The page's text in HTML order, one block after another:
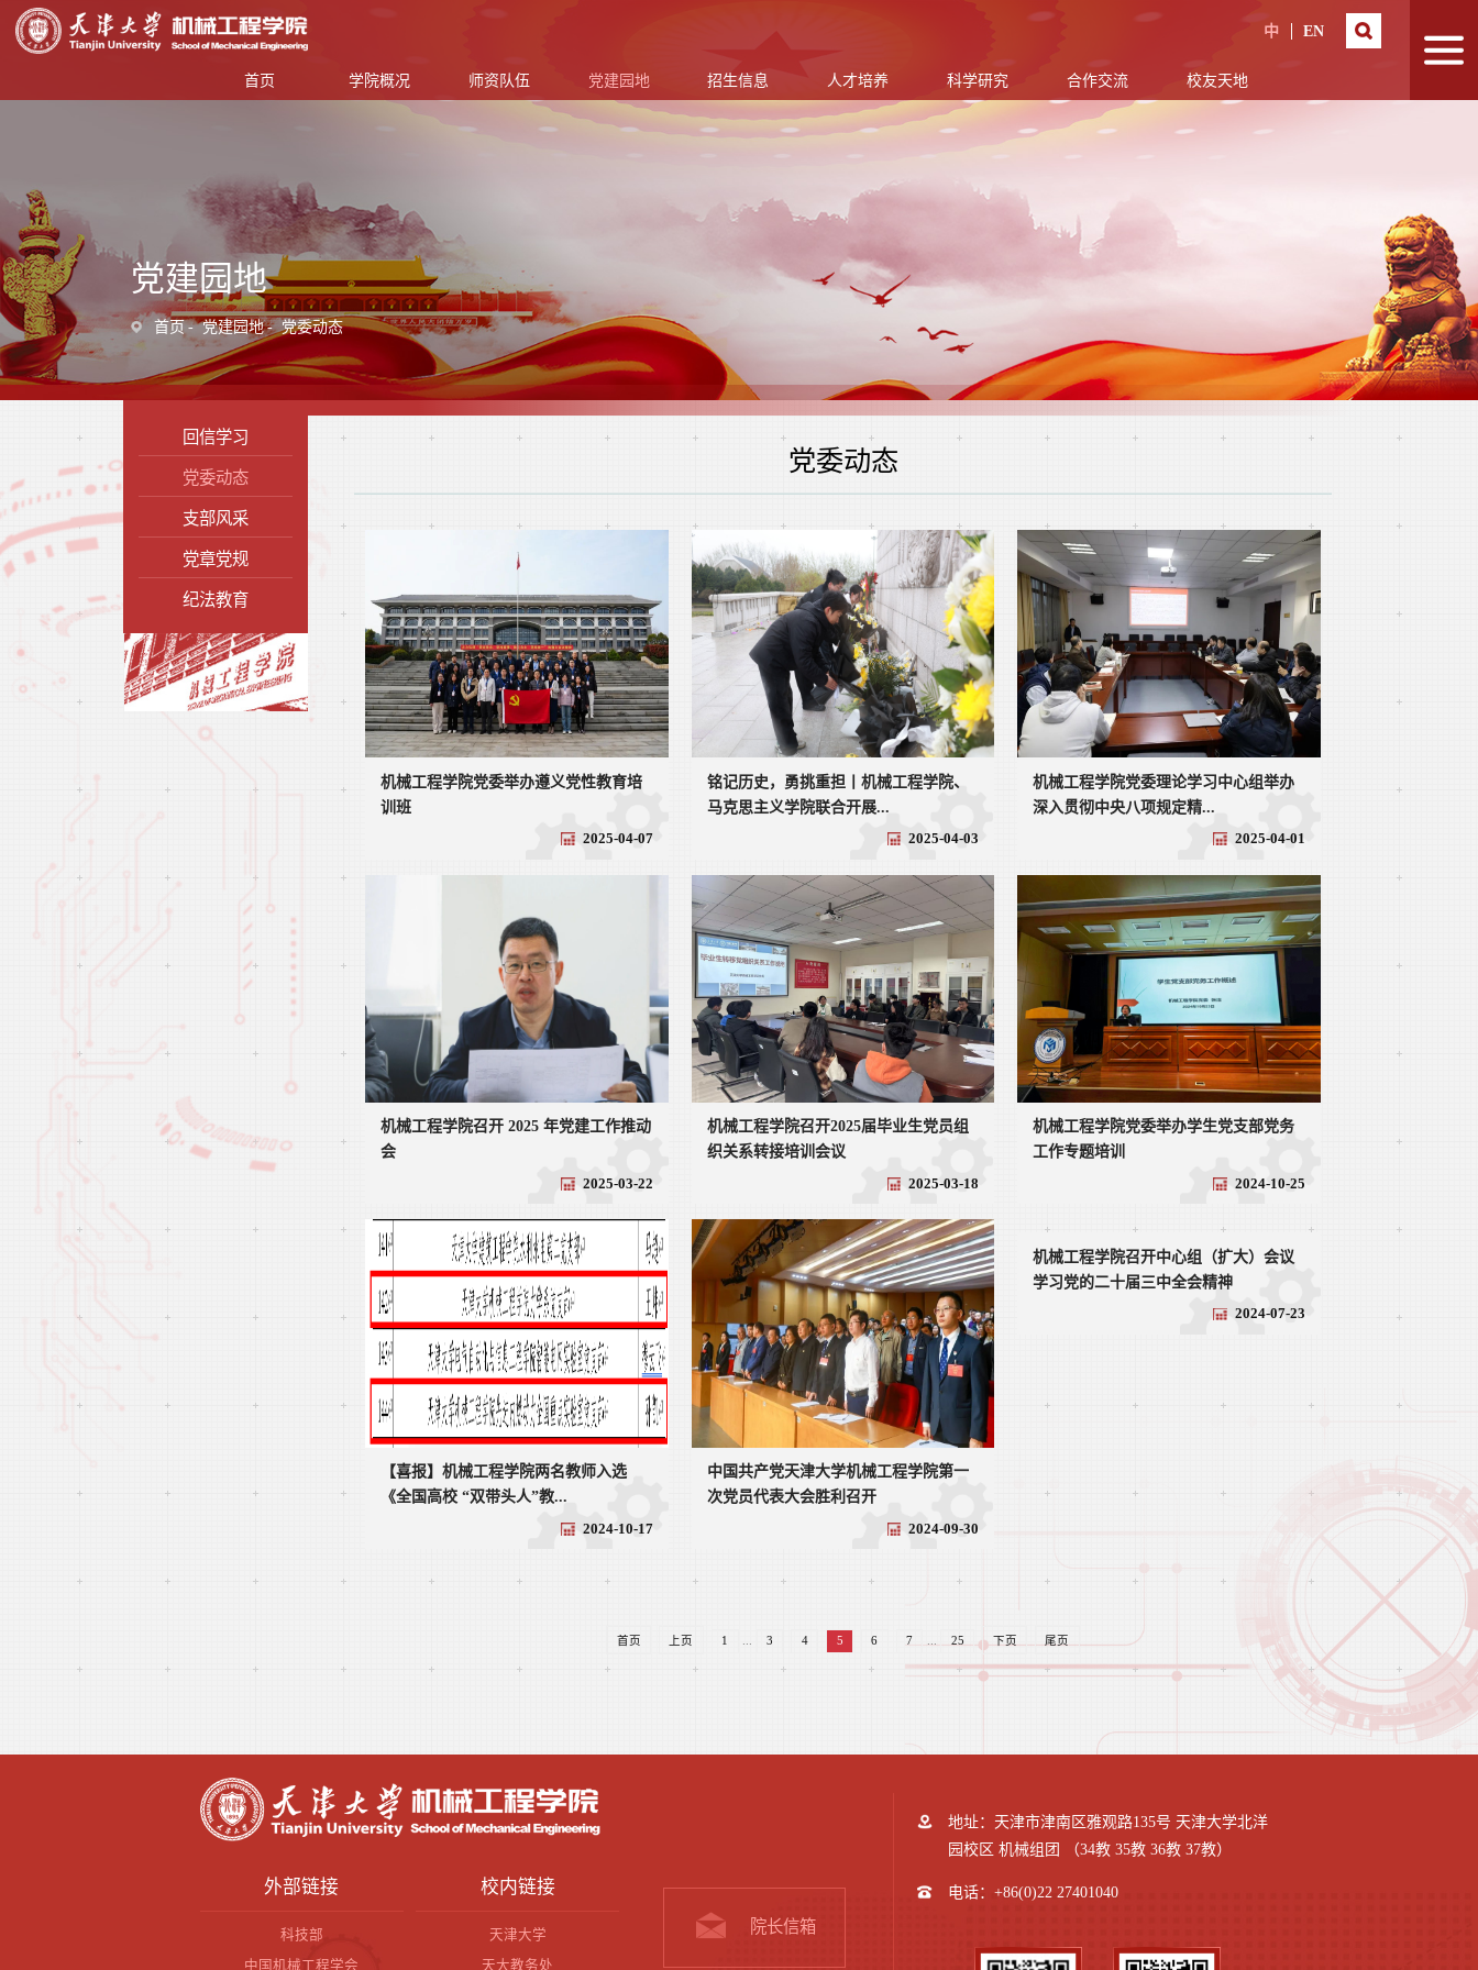
中 EN
首页 学院概况 师资队伍 党建园地 招生信息 人才培养 科学研究 合作交流 校友天地
党建园地
首页 党建园地 党委动态
党委动态
机械工程学院党委举办遵义党性教育培
训班
2025-04-07
铭记历史，勇挑重担丨机械工程学院、
马克思主义学院联合开展...
2025-04-03
机械工程学院党委理论学习中心组举办
深入贯彻中央八项规定精...
2025-04-01
机械工程学院召开 2025 年党建工作推动
会
2025-03-22
机械工程学院召开2025届毕业生党员组
织关系转接培训会议
2025-03-18
机械工程学院党委举办学生党支部党务
工作专题培训
2024-10-25
【喜报】机械工程学院两名教师入选
《全国高校 “双带头人”教...
2024-10-17
中国共产党天津大学机械工程学院第一
次党员代表大会胜利召开
2024-09-30
机械工程学院召开中心组（扩大）会议
学习党的二十届三中全会精神
2024-07-23
首页 上页 1 ... 3 4 5 6 7 ... 25 下页 尾页
回信学习
党委动态
支部风采
党章党规
纪法教育
外部链接
科技部
中国机械工程学会
校内链接
天津大学
天大教务处
院长信箱
地址：天津市津南区雅观路135号 天津大学北洋
园校区 机械组团 （34教 35教 36教 37教）
电话：+86(0)22 27401040